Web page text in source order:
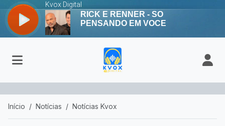
Início Notícias Notícias Kvox